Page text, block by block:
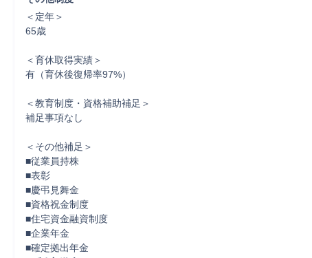
＜定年＞
65歳
＜育休取得実績＞
有（育休後復帰率97%）
＜教育制度・資格補助補足＞
補足事項なし
＜その他補足＞
■従業員持株
■表彰
■慶弔見舞金
■資格祝金制度
■住宅資金融資制度
■企業年金
■確定拠出年金